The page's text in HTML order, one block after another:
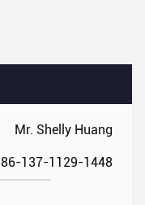
Mr. Shelly Huang
86-137-1129-1448